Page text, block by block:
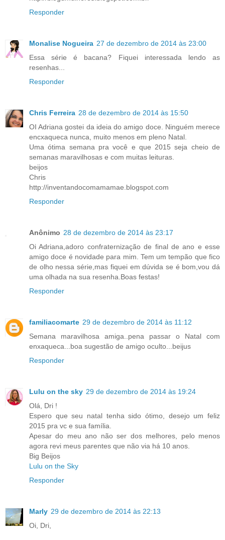
Responder
Monalise Nogueira 27 de dezembro de 2014 às 23:00
Essa série é bacana? Fiquei interessada lendo as
resenhas...
Responder
Chris Ferreira 28 de dezembro de 2014 às 15:50
OI Adriana gostei da ideia do amigo doce. Ninguém merece
encxaqueca nunca, muito menos em pleno Natal.
Uma ótima semana pra você e que 2015 seja cheio de
semanas maravilhosas e com muitas leituras.
beijos
Chris
http://inventandocomamamae.blogspot.com
Responder
Anônimo 28 de dezembro de 2014 às 23:17
Oi Adriana,adoro confraternização de final de ano e esse
amigo doce é novidade para mim. Tem um tempão que fico
de olho nessa série,mas fiquei em dúvida se é bom,vou dá
uma olhada na sua resenha.Boas festas!
Responder
familiacomarte 29 de dezembro de 2014 às 11:12
Semana maravilhosa amiga..pena passar o Natal com
enxaqueca...boa sugestão de amigo oculto...beijus
Responder
Lulu on the sky 29 de dezembro de 2014 às 19:24
Olá, Dri !
Espero que seu natal tenha sido ótimo, desejo um feliz
2015 pra vc e sua família.
Apesar do meu ano não ser dos melhores, pelo menos
agora revi meus parentes que não via há 10 anos.
Big Beijos
Lulu on the Sky
Responder
Marly 29 de dezembro de 2014 às 22:13
Oi, Dri,